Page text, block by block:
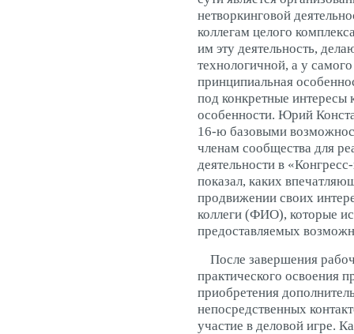
нетворкинговой
коллегам целого
им эту деятельность,
технологичной, а у
принципиальная
под конкретные интересы
особенности. Юрий
16-ю базовыми
членам сообщества для
деятельности в
показал, каких
продвижении своих
коллеги (ФИО), которые
предоставляемых
После завершения
практического освоения
приобретения
непосредственных
участие в деловой игре.